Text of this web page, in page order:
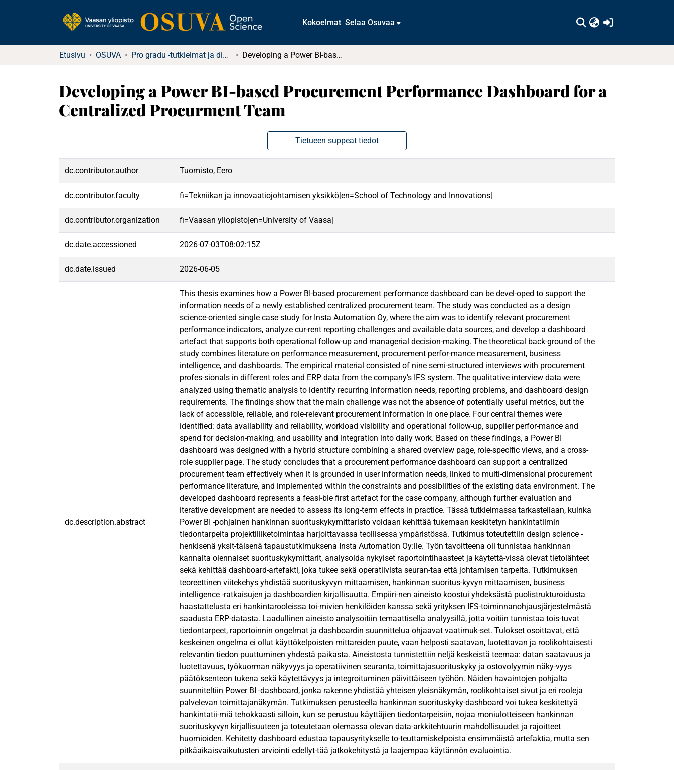
Kokoelmat Selaa Osuvaa
Etusivu OSUVA Pro gradu -tutkielmat ja diplomityöt Developing a Power BI-based Procurement Performance Dashboard for a Centralized Procurment Team
Developing a Power BI-based Procurement Performance Dashboard for a
Centralized Procurment Team
Tietueen suppeat tiedot
dc.contributor.author Tuomisto, Eero
dc.contributor.faculty fi=Tekniikan ja innovaatiojohtamisen yksikkö|en=School of Technology and Innovations|
dc.contributor.organization fi=Vaasan yliopisto|en=University of Vaasa|
dc.date.accessioned 2026-07-03T08:02:15Z
dc.date.issued 2026-06-05
dc.description.abstract
This thesis examines how a Power BI-based procurement performance dashboard can be devel-oped to support the
information needs of a newly established centralized procurement team. The study was conducted as a design
science-oriented single case study for Insta Automation Oy, where the aim was to identify relevant procurement
performance indicators, analyze cur-rent reporting challenges and available data sources, and develop a dashboard
artefact that supports both operational follow-up and managerial decision-making. The theoretical back-ground of the
study combines literature on performance measurement, procurement perfor-mance measurement, business
intelligence, and dashboards. The empirical material consisted of nine semi-structured interviews with procurement
profes-sionals in different roles and ERP data from the company’s IFS system. The qualitative interview data were
analyzed using thematic analysis to identify recurring information needs, reporting problems, and dashboard design
requirements. The findings show that the main challenge was not the absence of potentially useful metrics, but the
lack of accessible, reliable, and role-relevant procurement information in one place. Four central themes were
identified: data availability and reliability, workload visibility and operational follow-up, supplier perfor-mance and
spend for decision-making, and usability and integration into daily work. Based on these findings, a Power BI
dashboard was designed with a hybrid structure combining a shared overview page, role-specific views, and a cross-
role supplier page. The study concludes that a procurement performance dashboard can support a centralized
procurement team effectively when it is grounded in user information needs, linked to multi-dimensional procurement
performance literature, and implemented within the constraints and possibilities of the existing data environment. The
developed dashboard represents a feasi-ble first artefact for the case company, although further evaluation and
iterative development are needed to assess its long-term effects in practice. Tässä tutkielmassa tarkastellaan, kuinka
Power BI -pohjainen hankinnan suorituskykymittaristo voidaan kehittää tukemaan keskitetyn hankintatiimin
tiedontarpeita projektiliiketoimintaa harjoittavassa teollisessa ympäristössä. Tutkimus toteutettiin design science -
henkisenä yksit-täisenä tapaustutkimuksena Insta Automation Oy:lle. Työn tavoitteena oli tunnistaa hankinnan
kannalta olennaiset suorituskykymittarit, analysoida nykyiset raportointihaasteet ja käytettä-vissä olevat tietolähteet
sekä kehittää dashboard-artefakti, joka tukee sekä operatiivista seuran-taa että johtamisen tarpeita. Tutkimuksen
teoreettinen viitekehys yhdistää suorituskyvyn mittaamisen, hankinnan suoritus-kyvyn mittaamisen, business
intelligence -ratkaisujen ja dashboardien kirjallisuutta. Empiiri-nen aineisto koostui yhdeksästä puolistrukturoidusta
haastattelusta eri hankintarooleissa toi-mivien henkilöiden kanssa sekä yrityksen IFS-toiminnanohjausjärjestelmästä
saadusta ERP-datasta. Laadullinen aineisto analysoitiin temaattisella analyysillä, jotta voitiin tunnistaa tois-tuvat
tiedontarpeet, raportoinnin ongelmat ja dashboardin suunnittelua ohjaavat vaatimuk-set. Tulokset osoittavat, että
keskeinen ongelma ei ollut käyttökelpoisten mittareiden puute, vaan helposti saatavan, luotettavan ja roolikohtaisesti
relevantin tiedon puuttuminen yhdestä paikasta. Aineistosta tunnistettiin neljä keskeistä teemaa: datan saatavuus ja
luotettavuus, työkuorman näkyvyys ja operatiivinen seuranta, toimittajasuorituskyky ja ostovolyymin näky-vyys
päätöksenteon tukena sekä käytettävyys ja integroituminen päivittäiseen työhön. Näiden havaintojen pohjalta
suunniteltiin Power BI -dashboard, jonka rakenne yhdistää yhteisen yleisnäkymän, roolikohtaiset sivut ja eri rooleja
palvelevan toimittajanäkymän. Tutkimuksen perusteella hankinnan suorituskyky-dashboard voi tukea keskitettyä
hankintatii-miä tehokkaasti silloin, kun se perustuu käyttäjien tiedontarpeisiin, nojaa moniulotteiseen hankinnan
suorituskyvyn kirjallisuuteen ja toteutetaan olemassa olevan data-arkkitehtuurin mahdollisuudet ja rajoitteet
huomioiden. Kehitetty dashboard edustaa tapausyritykselle to-teuttamiskelpoista ensimmäistä artefaktia, mutta sen
pitkäaikaisvaikutusten arviointi edellyt-tää jatkokehitystä ja laajempaa käytännön evaluointia.